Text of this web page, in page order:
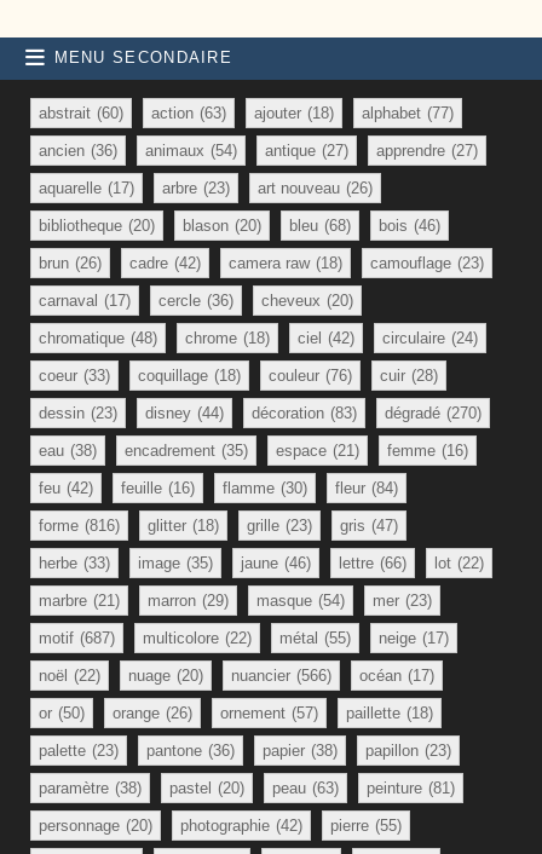
MENU SECONDAIRE
abstrait (60) action (63) ajouter (18) alphabet (77)
ancien (36) animaux (54) antique (27) apprendre (27)
aquarelle (17) arbre (23) art nouveau (26)
bibliotheque (20) blason (20) bleu (68) bois (46)
brun (26) cadre (42) camera raw (18) camouflage (23)
carnaval (17) cercle (36) cheveux (20)
chromatique (48) chrome (18) ciel (42) circulaire (24)
coeur (33) coquillage (18) couleur (76) cuir (28)
dessin (23) disney (44) décoration (83) dégradé (270)
eau (38) encadrement (35) espace (21) femme (16)
feu (42) feuille (16) flamme (30) fleur (84)
forme (816) glitter (18) grille (23) gris (47)
herbe (33) image (35) jaune (46) lettre (66) lot (22)
marbre (21) marron (29) masque (54) mer (23)
motif (687) multicolore (22) métal (55) neige (17)
noël (22) nuage (20) nuancier (566) océan (17)
or (50) orange (26) ornement (57) paillette (18)
palette (23) pantone (36) papier (38) papillon (23)
paramètre (38) pastel (20) peau (63) peinture (81)
personnage (20) photographie (42) pierre (55)